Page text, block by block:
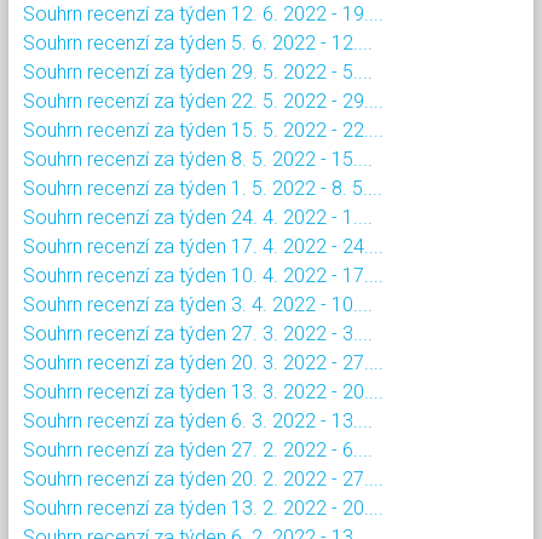
Souhrn recenzí za týden 12. 6. 2022 - 19....
Souhrn recenzí za týden 5. 6. 2022 - 12....
Souhrn recenzí za týden 29. 5. 2022 - 5....
Souhrn recenzí za týden 22. 5. 2022 - 29....
Souhrn recenzí za týden 15. 5. 2022 - 22....
Souhrn recenzí za týden 8. 5. 2022 - 15....
Souhrn recenzí za týden 1. 5. 2022 - 8. 5....
Souhrn recenzí za týden 24. 4. 2022 - 1....
Souhrn recenzí za týden 17. 4. 2022 - 24....
Souhrn recenzí za týden 10. 4. 2022 - 17....
Souhrn recenzí za týden 3. 4. 2022 - 10....
Souhrn recenzí za týden 27. 3. 2022 - 3....
Souhrn recenzí za týden 20. 3. 2022 - 27....
Souhrn recenzí za týden 13. 3. 2022 - 20....
Souhrn recenzí za týden 6. 3. 2022 - 13....
Souhrn recenzí za týden 27. 2. 2022 - 6....
Souhrn recenzí za týden 20. 2. 2022 - 27....
Souhrn recenzí za týden 13. 2. 2022 - 20....